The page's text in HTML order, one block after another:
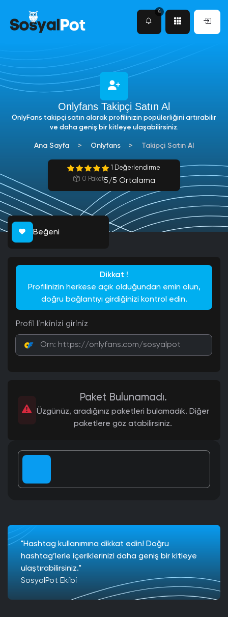
4
Onlyfans Takipçi Satın Al
OnlyFans takipçi satın alarak profilinizin popülerliğini artırabilir
ve daha geniş bir kitleye ulaşabilirsiniz.
Ana Sayfa Onlyfans Takipçi Satın Al
1 Değerlendirme
0 Paket5/5 Ortalama
Beğeni
Dikkat !
Profilinizin herkese açık olduğundan emin olun,
doğru bağlantıyı girdiğinizi kontrol edin.
Profil linkinizi giriniz
Paket Bulunamadı.
Üzgünüz, aradığınız paketleri bulamadık. Diğer
paketlere göz atabilirsiniz.
"Hashtag kullanımına dikkat edin! Doğru
hashtag’lerle içeriklerinizi daha geniş bir kitleye
ulaştırabilirsiniz."
SosyalPot Ekibi